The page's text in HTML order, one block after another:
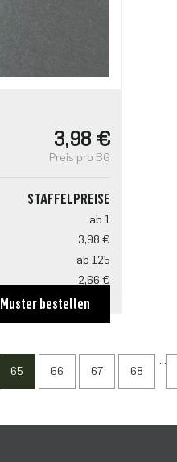
3,98 €
Preis pro BG
STAFFELPREISE
ab 1
3,98 €
ab 125
2,66 €
ab 250
2,57 €
Muster bestellen
65 66 67 68
...